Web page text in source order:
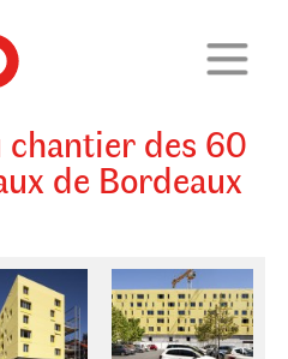
des 60
de Bordeaux